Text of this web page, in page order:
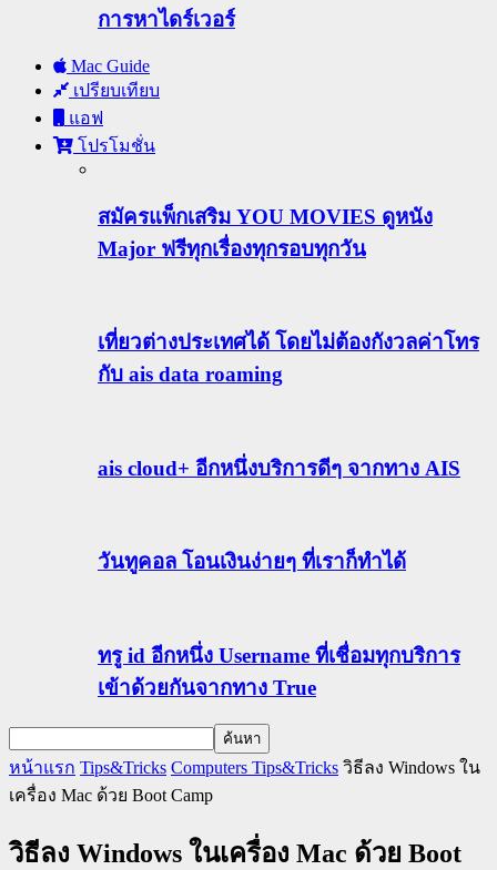
การหาไดร์เวอร์
Mac Guide
เปรียบเทียบ
แอฟ
โปรโมชั่น
สมัครแพ็กเสริม YOU MOVIES ดูหนัง
Major ฟรีทุกเรื่องทุกรอบทุกวัน
เที่ยวต่างประเทศได้ โดยไม่ต้องกังวลค่าโทร
กับ ais data roaming
ais cloud+ อีกหนึ่งบริการดีๆ จากทาง AIS
วันทูคอล โอนเงินง่ายๆ ที่เราก็ทำได้
ทรู id อีกหนึ่ง Username ที่เชื่อมทุกบริการ
เข้าด้วยกันจากทาง True
หน้าแรก Tips&Tricks Computers Tips&Tricks วิธีลง Windows ใน
เครื่อง Mac ด้วย Boot Camp
วิธีลง Windows ในเครื่อง Mac ด้วย Boot